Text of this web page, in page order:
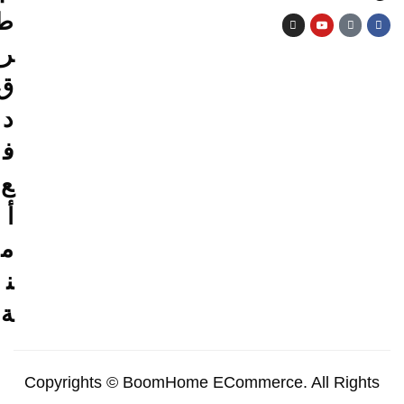
ر
د
ف
ع
م
ن
ة
Copyrights © BoomHome ECommerce. All Rights